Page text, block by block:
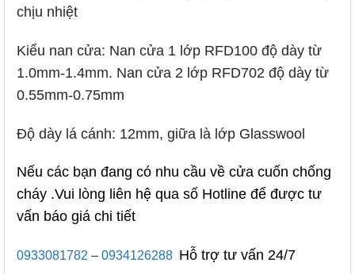
chịu nhiệt
Kiểu nan cửa: Nan cửa 1 lớp RFD100 độ dày từ
1.0mm-1.4mm. Nan cửa 2 lớp RFD702 độ dày từ
0.55mm-0.75mm
Độ dày lá cánh: 12mm, giữa là lớp Glasswool
Nếu các bạn đang có nhu cầu về cửa cuốn chống
cháy .Vui lòng liên hệ qua số Hotline để được tư
vấn báo giá chi tiết
0933081782 – 0934126288 Hỗ trợ tư vấn 24/7